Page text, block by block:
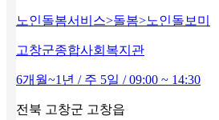
노인돌봄서비스>돌봄>노인돌보미
고창군종합사회복지관
6개월~1년 / 주 5일 / 09:00 ~ 14:30
전북 고창군 고창읍